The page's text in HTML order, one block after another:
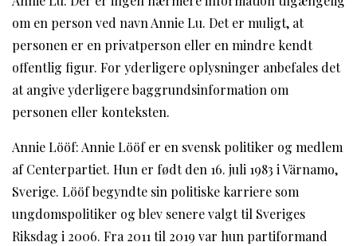
om en person ved navn Annie Lu. Det er muligt, at
personen er en privatperson eller en mindre kendt
offentlig figur. For yderligere oplysninger anbefales det
at angive yderligere baggrundsinformation om
personen eller konteksten.
Annie Lööf: Annie Lööf er en svensk politiker og medlem
af Centerpartiet. Hun er født den 16. juli 1983 i Värnamo,
Sverige. Lööf begyndte sin politiske karriere som
ungdomspolitiker og blev senere valgt til Sveriges
Riksdag i 2006. Fra 2011 til 2019 var hun partiformand